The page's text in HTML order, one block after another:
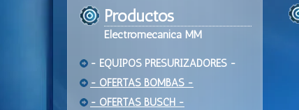
Productos
Electromecanica MM
- EQUIPOS PRESURIZADORES -
- OFERTAS BOMBAS -
- OFERTAS BUSCH -